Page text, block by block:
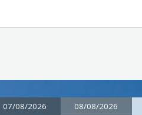
07/08/2026 08/08/2026